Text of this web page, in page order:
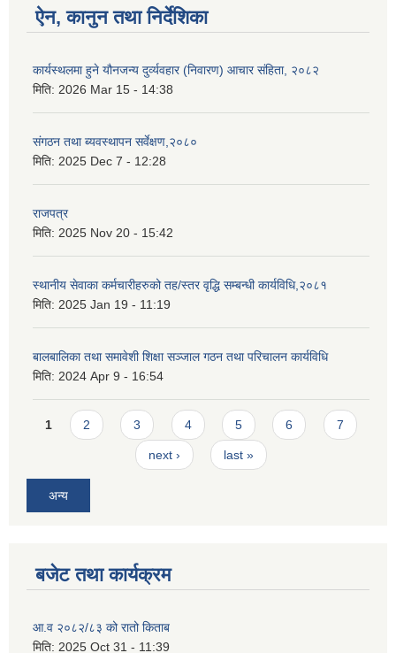
ऐन, कानुन तथा निर्देशिका
कार्यस्थलमा हुने यौनजन्य दुर्व्यवहार (निवारण) आचार संहिता, २०८२
मिति: 2026 Mar 15 - 14:38
संगठन तथा ब्यवस्थापन सर्वेक्षण,२०८०
मिति: 2025 Dec 7 - 12:28
राजपत्र
मिति: 2025 Nov 20 - 15:42
स्थानीय सेवाका कर्मचारीहरुको तह/स्तर वृद्धि सम्बन्धी कार्यविधि,२०८१
मिति: 2025 Jan 19 - 11:19
बालबालिका तथा समावेशी शिक्षा सञ्जाल गठन तथा परिचालन कार्यविधि
मिति: 2024 Apr 9 - 16:54
Pages
1 2 3 4 5 6 7
next › last »
अन्य
बजेट तथा कार्यक्रम
आ.व २०८२/८३ को रातो किताब
मिति: 2025 Oct 31 - 11:39